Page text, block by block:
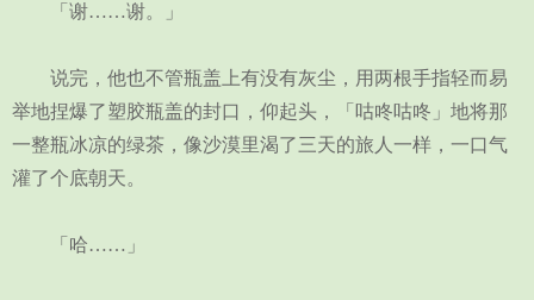
「谢……谢。」
说完，他也不管瓶盖上有没有灰尘，用两根手指轻而易
举地捏爆了塑胶瓶盖的封口，仰起头，「咕咚咕咚」地将那
一整瓶冰凉的绿茶，像沙漠里渴了三天的旅人一样，一口气
灌了个底朝天。
「哈……」